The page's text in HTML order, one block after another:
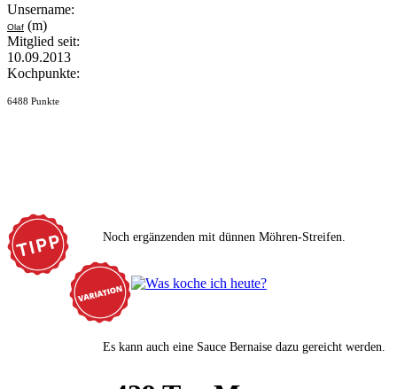
Unsername:
Olaf (m)
Mitglied seit:
10.09.2013
Kochpunkte:
6488 Punkte
Noch ergänzenden mit dünnen Möhren-Streifen.
Es kann auch eine Sauce Bernaise dazu gereicht werden.